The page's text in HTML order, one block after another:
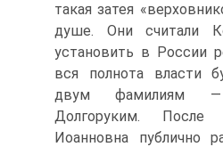
такая затея
душе. Они считали
установить в России
вся полнота власти
двум фамилиям
Долгоруким.
Иоанновна публично